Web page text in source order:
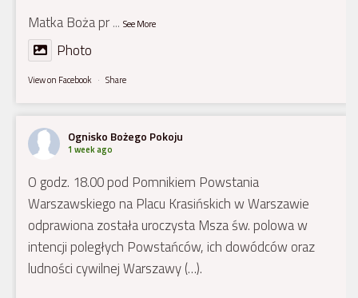
Matka Boża pr... See More
Photo
View on Facebook · Share
Ognisko Bożego Pokoju
1 week ago
O godz. 18.00 pod Pomnikiem Powstania
Warszawskiego na Placu Krasińskich w Warszawie
odprawiona została uroczysta Msza św. polowa w
intencji poległych Powstańców, ich dowódców oraz
ludności cywilnej Warszawy (…).